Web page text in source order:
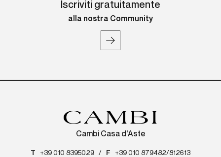
Iscriviti gratuitamente
alla nostra Community
Cambi Casa d'Aste
T +39 010 8395029 / F
+39 010 879482/812613